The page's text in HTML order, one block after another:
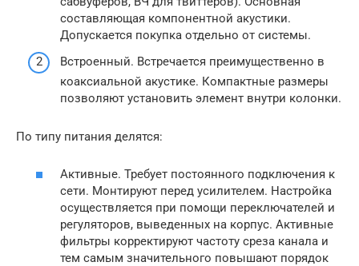
составляющая компонентной акустики.
Допускается покупка отдельно от системы.
Встроенный. Встречается преимущественно в
коаксиальной акустике. Компактные размеры
позволяют установить элемент внутри колонки.
По типу питания делятся:
Активные. Требует постоянного подключения к
сети. Монтируют перед усилителем. Настройка
осуществляется при помощи переключателей и
регуляторов, выведенных на корпус. Активные
фильтры корректируют частоту среза канала и
тем самым значительного повышают порядок